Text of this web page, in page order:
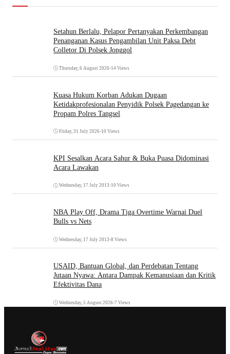
Setahun Berlalu, Pelapor Pertanyakan Perkembangan
Penanganan Kasus Pengambilan Unit Paksa Debt
Colletor Di Polsek Jonggol
Thursday, 6 August 2026•14 Views
Kuasa Hukum Korban Adukan Dugaan
Ketidakprofesionalan Penyidik Polsek Pagedangan ke
Propam Polres Tangsel
Friday, 31 July 2026•10 Views
KPI Sesalkan Acara Sahur & Buka Puasa Didominasi
Acara Lawakan
Wednesday, 17 July 2013 •10 Views
NBA Play Off, Drama Tiga Overtime Warnai Duel
Bulls vs Nets
Wednesday, 17 July 2013 •8 Views
USAID, Bantuan Global, dan Perdebatan Tentang
Jutaan Nyawa: Antara Dampak Kemanusiaan dan Kritik
Efektivitas Dana
Wednesday, 5 August 2026•7 Views